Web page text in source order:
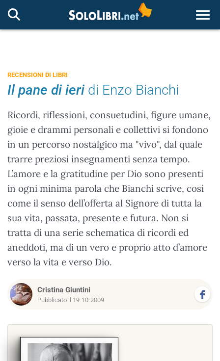
RECENSIONI DI LIBRI
Il pane di ieri di Enzo Bianchi
Ricordi, riflessioni, consuetudini, figure umane,
gioie e drammi personali e collettivi si fondono
in un percorso nostalgico ma "vivo", dal quale
trarre preziosi insegnamenti senza tempo.
L’amore e la gratitudine per Dio sono presenti
in ogni minima parola che Bianchi scrive, così
come il senso dell’offerta al Signore di tutta la
sua vita, passata, presente e futura. Non si
tratta di una serie schematica di ricordi ed
aneddoti, ma di un vero e proprio atto d’amore
verso la vita e verso Dio.
Cristina Giuntini
Pubblicato il 19-10-2009